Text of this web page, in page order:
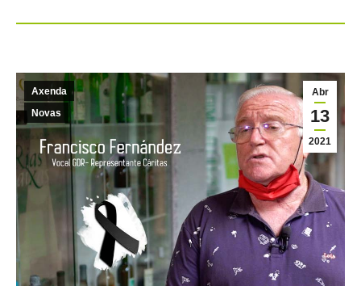
Abr
13
2021
Axenda
Novas